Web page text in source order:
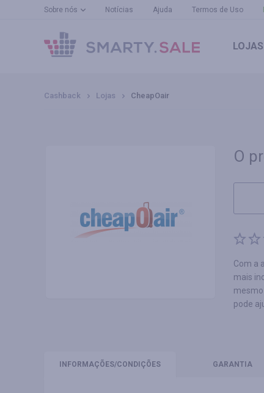
Sobre nós Notícias Ajuda Termos de Uso
LOJAS
Cashback Lojas CheapOair
O
Com a
mais
pode
INFORMAÇÕES/CONDIÇÕES GARANTIA